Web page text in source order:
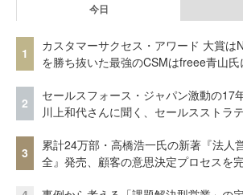
今日
1
カスタマーサクセス・アワード 大賞は
を勝ち抜いた最強のCSMはfreee青山氏
2
セールスフォース・ジャパン激動の17
川上和代さんに聞く、セールスストラ
3
累計24万部・高橋浩一氏の新著『法人
全』発売、顧客の意思決定プロセスを